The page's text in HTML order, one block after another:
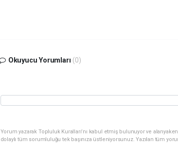
Okuyucu Yorumları (0)
Yorum yazarak Topluluk Kuralları’nı kabul etmiş bulunuyor ve
dolaylı tüm sorumluluğu tek başınıza üstleniyorsunuz. Yazılan tüm